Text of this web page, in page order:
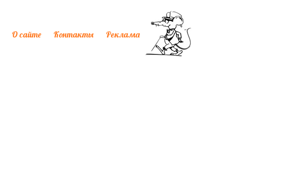
О сайте Контакты Реклама